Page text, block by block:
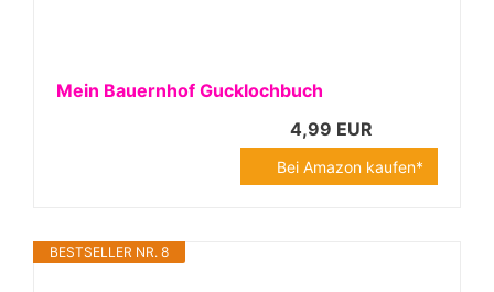
Mein Bauernhof Gucklochbuch
4,99 EUR
Bei Amazon kaufen*
BESTSELLER NR. 8